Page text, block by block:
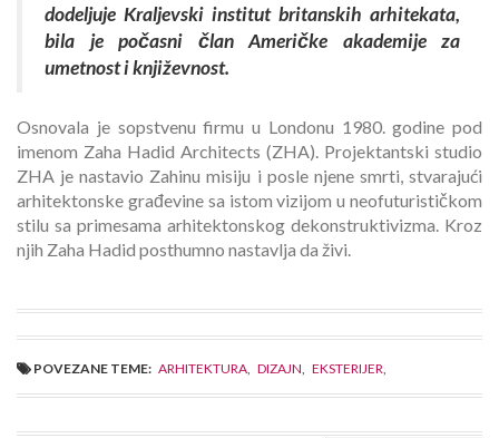
dodeljuje Kraljevski institut britanskih arhitekata,
bila je počasni član Američke akademije za
umetnost i književnost.
Osnovala je sopstvenu firmu u Londonu 1980. godine pod
imenom Zaha Hadid Architects (ZHA). Projektantski studio
ZHA je nastavio Zahinu misiju i posle njene smrti, stvarajući
arhitektonske građevine sa istom vizijom u neofuturističkom
stilu sa primesama arhitektonskog dekonstruktivizma. Kroz
njih Zaha Hadid posthumno nastavlja da živi.
POVEZANE TEME: ARHITEKTURA DIZAJN EKSTERIJER